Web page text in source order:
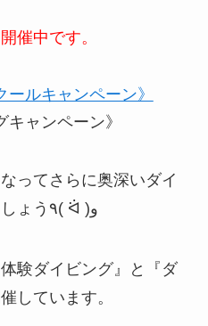
催中です。
ールキャンペーン》
キャンペーン》
ってさらに奥深いダイ
ビングの世界を楽しみましょう٩( ᐛ )و
験ダイビング』と『ダ
しています。